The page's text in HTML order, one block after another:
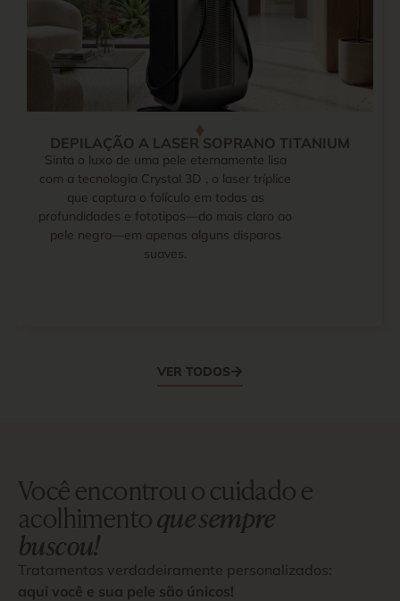
DEPILAÇÃO A LASER SOPRANO TITANIUM
Sinta o luxo de uma pele eternamente lisa
com a tecnologia Crystal 3D , o laser tríplice
que captura o folículo em todas as
profundidades e fototipos—do mais claro ao
pele negra—em apenas alguns disparos
suaves.
VER TODOS
Você encontrou o cuidado e
acolhimentoque sempre
buscou!
Tratamentos verdadeiramente personalizados:
aqui você e sua pele são únicos!